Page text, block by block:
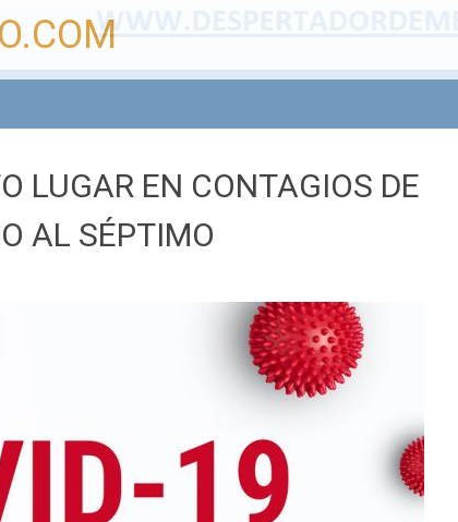
LUGAR EN CONTAGIOS DE
AL SÉPTIMO